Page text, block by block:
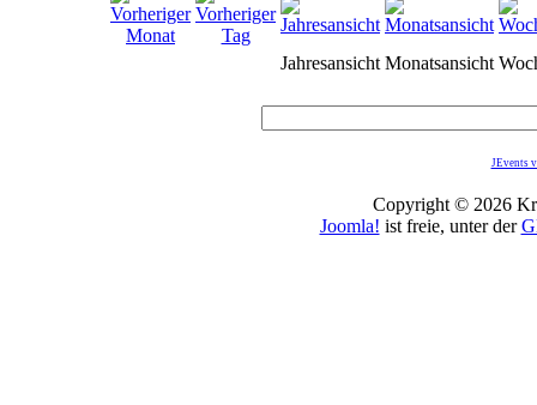
Jahresansicht Monatsansicht
JEvents
Copyright © 2026
Joomla! ist freie, unter der